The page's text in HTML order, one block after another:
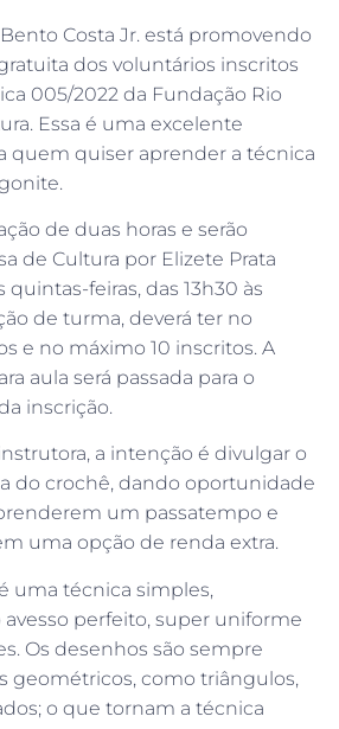
Costa Jr. está promovendo
dos voluntários inscritos
005/2022 da Fundação Rio
Essa é uma excelente
quem quiser aprender a técnica
de duas horas e serão
de Cultura por Elizete Prata
quintas-feiras, das 13h30 às
de turma, deverá ter no
e no máximo 10 inscritos. A
aula será passada para o
inscrição.
a intenção é divulgar o
do crochê, dando oportunidade
um passatempo e
uma opção de renda extra.
uma técnica simples,
avesso perfeito, super uniforme
Os desenhos são sempre
geométricos, como triângulos,
o que tornam a técnica